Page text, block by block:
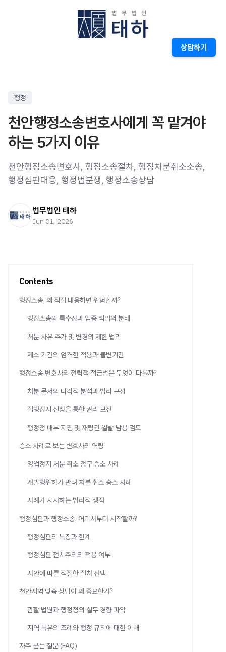
상담하기
행정
천안행정소송변호사에게 꼭 맡겨야
하는 5가지 이유
천안행정소송변호사, 행정소송절차, 행정처분취소소송,
행정심판대응, 행정법분쟁, 행정소송상담
법무법인 태하
Jun 01, 2026
Contents
행정소송, 왜 직접 대응하면 위험할까?
행정소송의 특수성과 입증 책임의 분배
처분 사유 추가 및 변경의 제한 법리
제소 기간의 엄격한 적용과 불변기간
행정소송 변호사의 전략적 접근법은 무엇이 다를까?
처분 문서의 다각적 분석과 법리 구성
집행정지 신청을 통한 권리 보전
행정청 내부 지침 및 재량권 일탈·남용 검토
승소 사례로 보는 변호사의 역량
영업정지 처분 취소 청구 승소 사례
개발행위허가 반려 처분 취소 승소 사례
사례가 시사하는 법리적 쟁점
행정심판과 행정소송, 어디서부터 시작할까?
행정심판의 특징과 한계
행정심판 전치주의의 적용 여부
사안에 따른 적절한 절차 선택
천안지역 맞춤 상담이 왜 중요한가?
관할 법원과 행정청의 실무 경향 파악
지역 특유의 조례와 행정 규칙에 대한 이해
자주 묻는 질문 (FAQ)